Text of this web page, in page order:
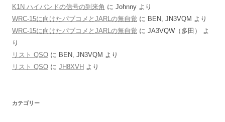
K1N ハイバンドの信号の到来角 に Johnny より
WRC-15に向けたパブコメとJARLの無自覚 に BEN, JN3VQM より
WRC-15に向けたパブコメとJARLの無自覚 に JA3VQW（多田）
よ
り
リスト QSO に BEN, JN3VQM より
リスト QSO に JH8XVH より
カテゴリー